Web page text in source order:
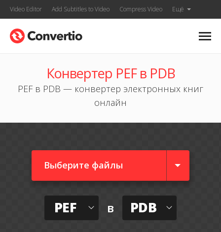
Video Editor Add Subtitles to Video Compress Video Ещё
Конвертер PEF в PDB
PEF в PDB — конвертер электронных книг
онлайн
Выберите файлы
PEF в PDB